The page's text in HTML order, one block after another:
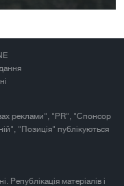
реклами", "PR", "Спонсор
"Позиція" публікуються
Републікація матеріалів і